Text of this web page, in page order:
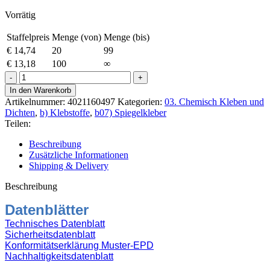
Vorrätig
Staffelpreis Menge (von) Menge (bis)
€ 14,74 20
99
€ 13,18 100
∞
Ottocoll
S-
16
Spiegel-
Klebstoff
310ml
C97
Mintweiß
Menge
In den Warenkorb
Artikelnummer: 4021160497 Kategorien: 03. Chemisch Kleben und
Dichten, b) Klebstoffe, b07) Spiegelkleber
Teilen:
Beschreibung
Zusätzliche Informationen
Shipping & Delivery
Beschreibung
Datenblätter
Technisches Datenblatt
Sicherheitsdatenblatt
Konformitätserklärung Muster-EPD
Nachhaltigkeitsdatenblatt